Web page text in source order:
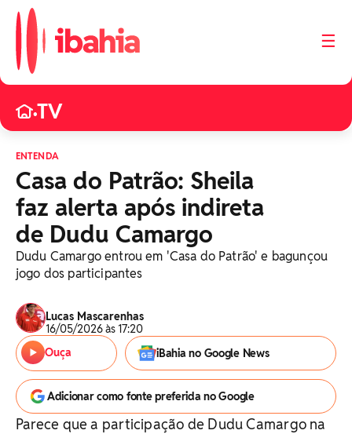
☰
•TV
ENTENDA
Casa do Patrão: Sheila
faz alerta após indireta
de Dudu Camargo
Dudu Camargo entrou em 'Casa do Patrão' e bagunçou
jogo dos participantes
Lucas Mascarenhas
16/05/2026 às 17:20
Ouça
iBahia no Google News
Adicionar como fonte preferida no Google
Parece que a participação de Dudu Camargo na